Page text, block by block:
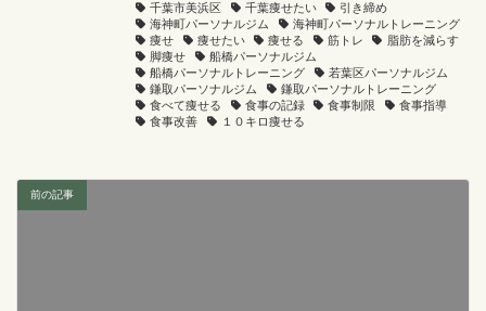
千葉市美浜区
千葉痩せたい
引き締め
海神町パーソナルジム
海神町パーソナルトレーニング
痩せ
痩せたい 痩せる 筋トレ
脂肪を減らす
脚痩せ
船橋パーソナルジム
船橋パーソナルトレーニング
若葉区パーソナルジム
鎌取パーソナルジム
鎌取パーソナルトレーニング
食べて痩せる
食事の記録 食事制限
食事指導
食事改善
１０キロ痩せる
前の記事